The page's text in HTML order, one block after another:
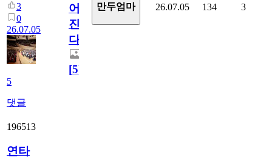
3
0
26.07.05
5
댓글
어
진
다.
[5]
만두엄마 26.07.05 134 3
196513
연타